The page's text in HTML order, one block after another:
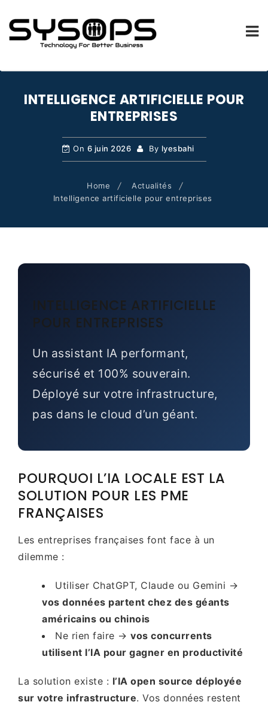
contentINTELLIGENCE ARTIFICIELLE POUR
ENTREPRISES
On 6 juin 2026 By lyesbahi
Home
Actualités
Intelligence artificielle pour entreprises
INTELLIGENCE ARTIFICIELLE
POUR ENTREPRISES
Un assistant IA performant,
sécurisé et 100% souverain.
Déployé sur votre infrastructure,
pas dans le cloud d’un géant.
POURQUOI L’IA LOCALE EST LA
SOLUTION POUR LES PME
FRANÇAISES
Les entreprises françaises font face à un
dilemme :
Utiliser ChatGPT, Claude ou Gemini →
vos données partent chez des géants
américains ou chinois
Ne rien faire → vos concurrents
utilisent l’IA pour gagner en productivité
La solution existe : l’IA open source déployée
sur votre infrastructure. Vos données restent